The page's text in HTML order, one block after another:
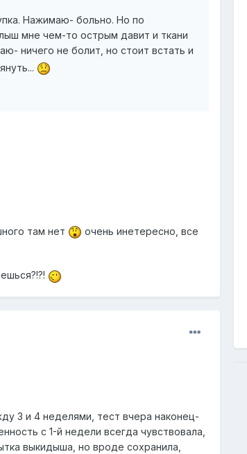
Нажимаю- больно. Но по
мне чем-то острым давит и ткани
ничего не болит, но стоит встать и
там нет
очень инетересно, все
3 и 4 неделями, тест вчера наконец-
с 1-й недели всегда чувствовала,
выкидыша, но вроде сохранила,